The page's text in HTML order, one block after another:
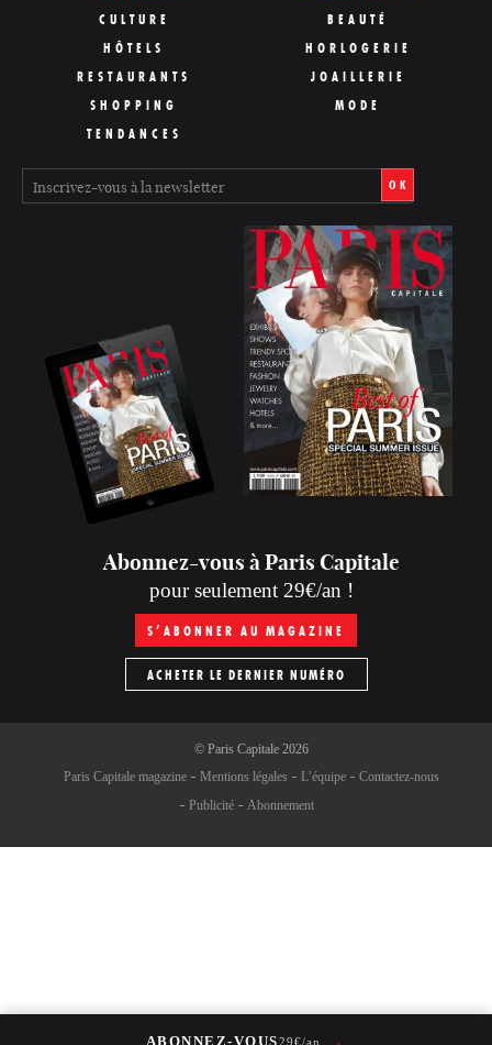
CULTURE
HÔTELS
RESTAURANTS
SHOPPING
TENDANCES
BEAUTÉ
HORLOGERIE
JOAILLERIE
MODE
OK
Abonnez-vous à Paris Capitale
pour seulement 29€/an !
S’ABONNER AU MAGAZINE
ACHETER LE DERNIER NUMÉRO
© Paris Capitale2026
Paris Capitale magazine
Mentions légales L’équipe
Contactez-nous
Publicité
Abonnement
ABONNEZ-VOUS29€/an